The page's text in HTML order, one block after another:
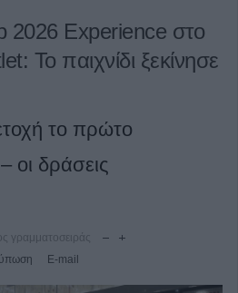
2026 Experience στο
Το παιχνίδι ξεκίνησε
το πρώτο
οι δράσεις
γραμματοσειράς
E-mail